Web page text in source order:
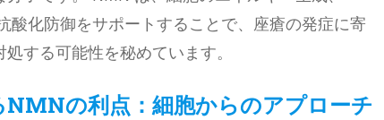
酸化防御をサポートすることで、座瘡の発症に寄
する可能性を秘めています。
の利点：細胞からのアプローチ